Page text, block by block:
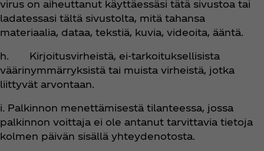
virus on aiheuttanut käyttäessäsi tätä sivustoa tai
ladatessasi tältä sivustolta, mitä tahansa
materiaalia, dataa, tekstiä, kuvia, videoita, ääntä.
h. Kirjoitusvirheistä, ei-tarkoituksellisista
väärinymmärryksistä tai muista virheistä, jotka
liittyvät arvontaan.
i. Palkinnon menettämisestä tilanteessa, jossa
palkinnon voittaja ei ole antanut tarvittavia tietoja
kolmen päivän sisällä yhteydenotosta.